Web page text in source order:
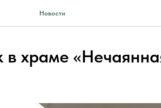
Новости
в храме